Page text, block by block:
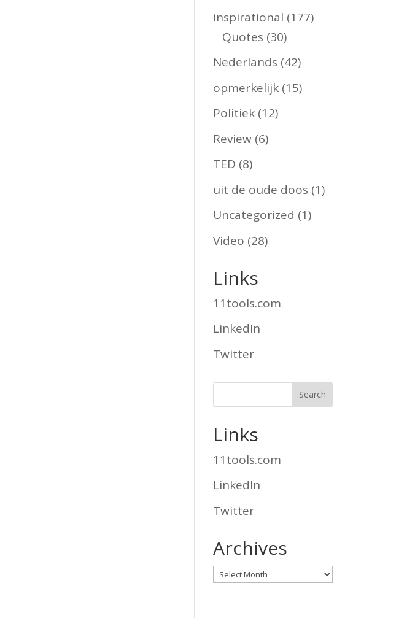
inspirational (177)
Quotes (30)
Nederlands (42)
opmerkelijk (15)
Politiek (12)
Review (6)
TED (8)
uit de oude doos (1)
Uncategorized (1)
Video (28)
Links
11tools.com
LinkedIn
Twitter
Links
11tools.com
LinkedIn
Twitter
Archives
Archives